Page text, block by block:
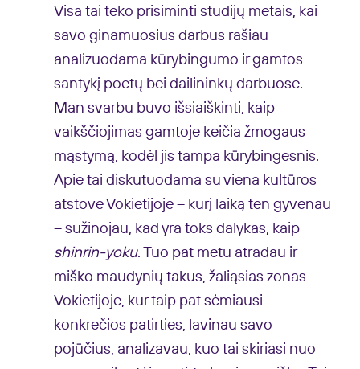
Visa tai teko prisiminti studijų metais, kai
savo ginamuosius darbus rašiau
analizuodama kūrybingumo ir gamtos
santykį poetų bei dailininkų darbuose.
Man svarbu buvo išsiaiškinti, kaip
vaikščiojimas gamtoje keičia žmogaus
mąstymą, kodėl jis tampa kūrybingesnis.
Apie tai diskutuodama su viena kultūros
atstove Vokietijoje – kurį laiką ten gyvenau
– sužinojau, kad yra toks dalykas, kaip
shinrin-yoku. Tuo pat metu atradau ir
miško maudynių takus, žaliąsias zonas
Vokietijoje, kur taip pat sėmiausi
konkrečios patirties, lavinau savo
pojūčius, analizavau, kuo tai skiriasi nuo